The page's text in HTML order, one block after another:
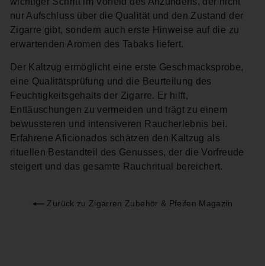
nur Aufschluss über die Qualität und den Zustand der
Zigarre gibt, sondern auch erste Hinweise auf die zu
erwartenden Aromen des Tabaks liefert.
Der Kaltzug ermöglicht eine erste Geschmacksprobe,
eine Qualitätsprüfung und die Beurteilung des
Feuchtigkeitsgehalts der Zigarre. Er hilft,
Enttäuschungen zu vermeiden und trägt zu einem
bewussteren und intensiveren Raucherlebnis bei.
Erfahrene Aficionados schätzen den Kaltzug als
rituellen Bestandteil des Genusses, der die Vorfreude
steigert und das gesamte Rauchritual bereichert.
Zurück zu Zigarren Zubehör & Pfeifen Magazin